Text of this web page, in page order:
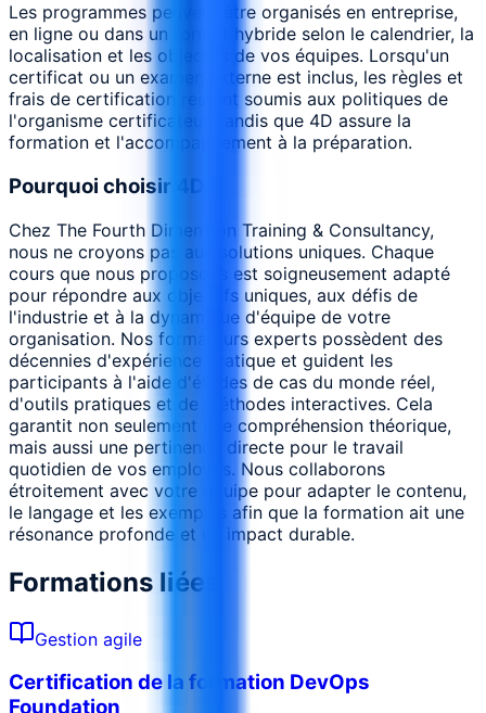
Les programmes peuvent être organisés en entreprise,
en ligne ou dans un format hybride selon le calendrier, la
localisation et les objectifs de vos équipes. Lorsqu'un
certificat ou un examen externe est inclus, les règles et
frais de certification restent soumis aux politiques de
l'organisme certificateur, tandis que 4D assure la
formation et l'accompagnement à la préparation.
Pourquoi choisir 4D
Chez The Fourth Dimension Training & Consultancy,
nous ne croyons pas aux solutions uniques. Chaque
cours que nous proposons est soigneusement adapté
pour répondre aux objectifs uniques, aux défis de
l'industrie et à la dynamique d'équipe de votre
organisation. Nos formateurs experts possèdent des
décennies d'expérience pratique et guident les
participants à l'aide d'études de cas du monde réel,
d'outils pratiques et de méthodes interactives. Cela
garantit non seulement une compréhension théorique,
mais aussi une pertinence directe pour le travail
quotidien de vos employés. Nous collaborons
étroitement avec votre équipe pour adapter le contenu,
le langage et les exemples afin que la formation ait une
résonance profonde et un impact durable.
Formations liées
Gestion agile
Certification de la formation DevOps
Foundation